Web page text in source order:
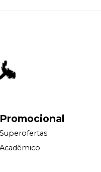
Promocional
Superofertas
Acadêmico